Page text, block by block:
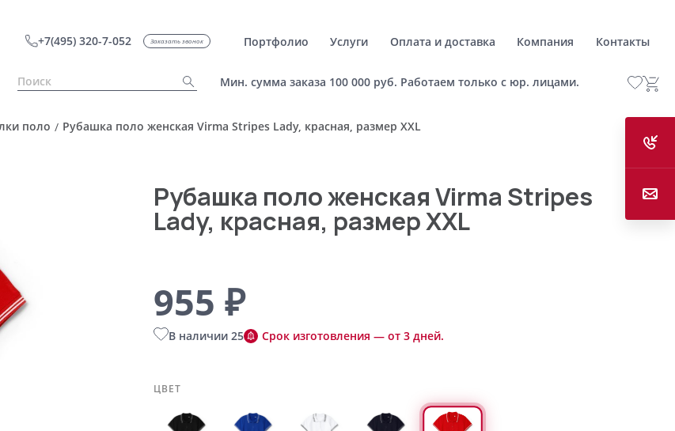
+7(495) 320-7-052 Заказать звонок Портфолио Услуги Оплата и доставка Компания Контакты
Мин. сумма заказа 100 000 руб. Работаем только с юр. лицами.
поло / Рубашка поло женская Virma Stripes Lady, красная, размер XXL
Рубашка поло женская Virma Stripes
Lady, красная, размер XXL
955 ₽
В наличии 25 Срок изготовления — от 3 дней.
ЦВЕТ